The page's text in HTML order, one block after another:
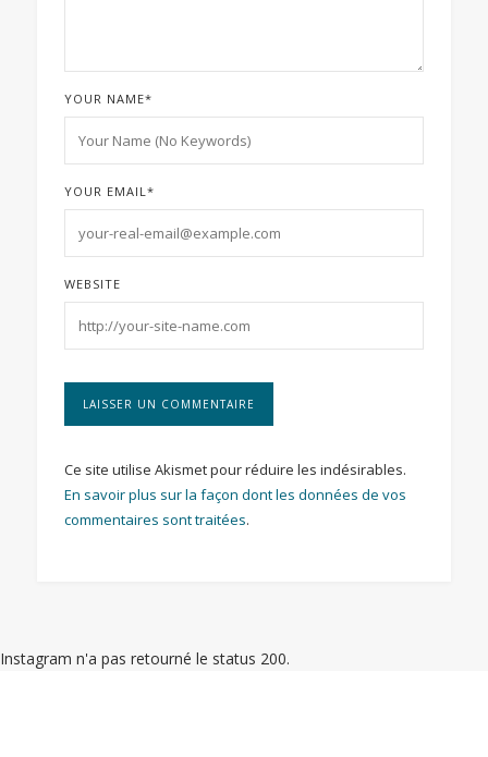
YOUR NAME*
YOUR EMAIL *
WEBSITE
Ce site utilise Akismet pour réduire les indésirables.
En savoir plus sur la façon dont les données de vos
commentaires sont traitées.
Instagram n'a pas retourné le status 200.